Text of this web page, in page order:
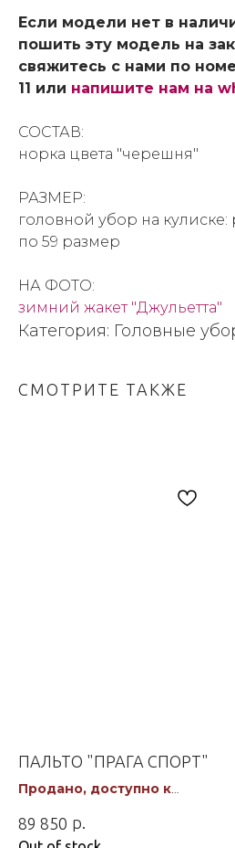
Если модели нет в
пошить эту модель на
свяжитесь с нами по
11 или напишите нам на
СОСТАВ:
норка цвета "черешня"
РАЗМЕР:
головной убор на кулиске:
по 59 размер
НА ФОТО:
зимний жакет "Джульетта"
Категория: Головные
СМОТРИТЕ ТАКЖЕ
ПАЛЬТО "ПРАГА СПОРТ"
Продано, доступно к
89 850 р.